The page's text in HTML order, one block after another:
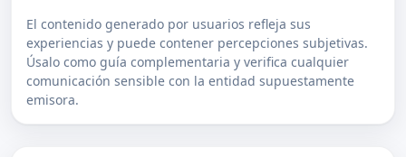
El contenido generado por usuarios refleja sus
experiencias y puede contener percepciones subjetivas.
Úsalo como guía complementaria y verifica cualquier
comunicación sensible con la entidad supuestamente
emisora.